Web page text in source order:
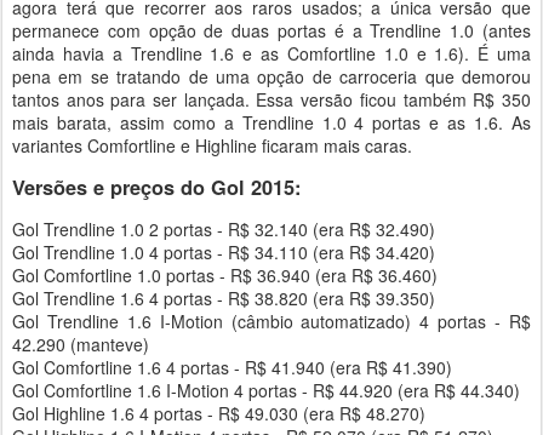
agora terá que recorrer aos raros usados; a única versão que
permanece com opção de duas portas é a Trendline 1.0 (antes
ainda havia a Trendline 1.6 e as Comfortline 1.0 e 1.6). É uma
pena em se tratando de uma opção de carroceria que demorou
tantos anos para ser lançada. Essa versão ficou também R$ 350
mais barata, assim como a Trendline 1.0 4 portas e as 1.6. As
variantes Comfortline e Highline ficaram mais caras.
Versões e preços do Gol 2015:
Gol Trendline 1.0 2 portas - R$ 32.140 (era R$ 32.490)
Gol Trendline 1.0 4 portas - R$ 34.110 (era R$ 34.420)
Gol Comfortline 1.0 portas - R$ 36.940 (era R$ 36.460)
Gol Trendline 1.6 4 portas - R$ 38.820 (era R$ 39.350)
Gol Trendline 1.6 I-Motion (câmbio automatizado) 4 portas - R$
42.290 (manteve)
Gol Comfortline 1.6 4 portas - R$ 41.940 (era R$ 41.390)
Gol Comfortline 1.6 I-Motion 4 portas - R$ 44.920 (era R$ 44.340)
Gol Highline 1.6 4 portas - R$ 49.030 (era R$ 48.270)